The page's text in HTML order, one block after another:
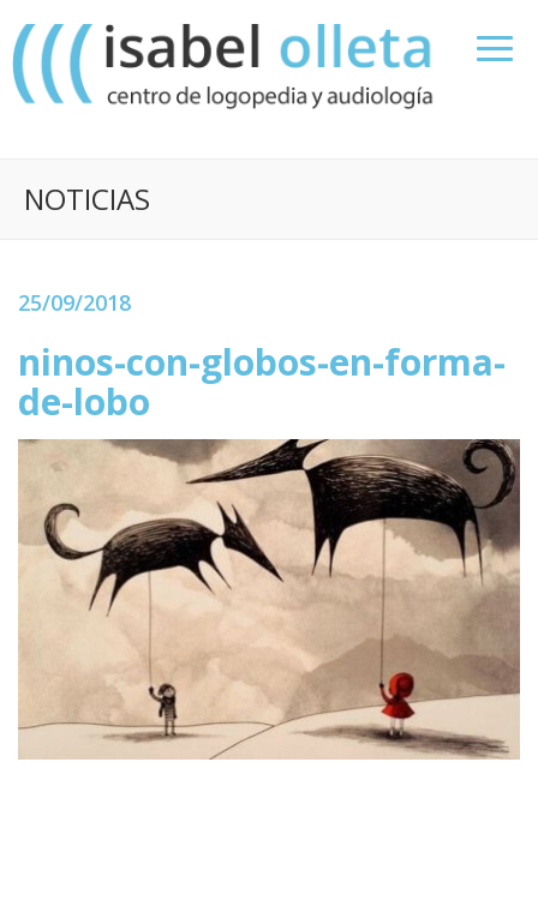
NOTICIAS
25/09/2018
ninos-con-globos-en-forma-
de-lobo